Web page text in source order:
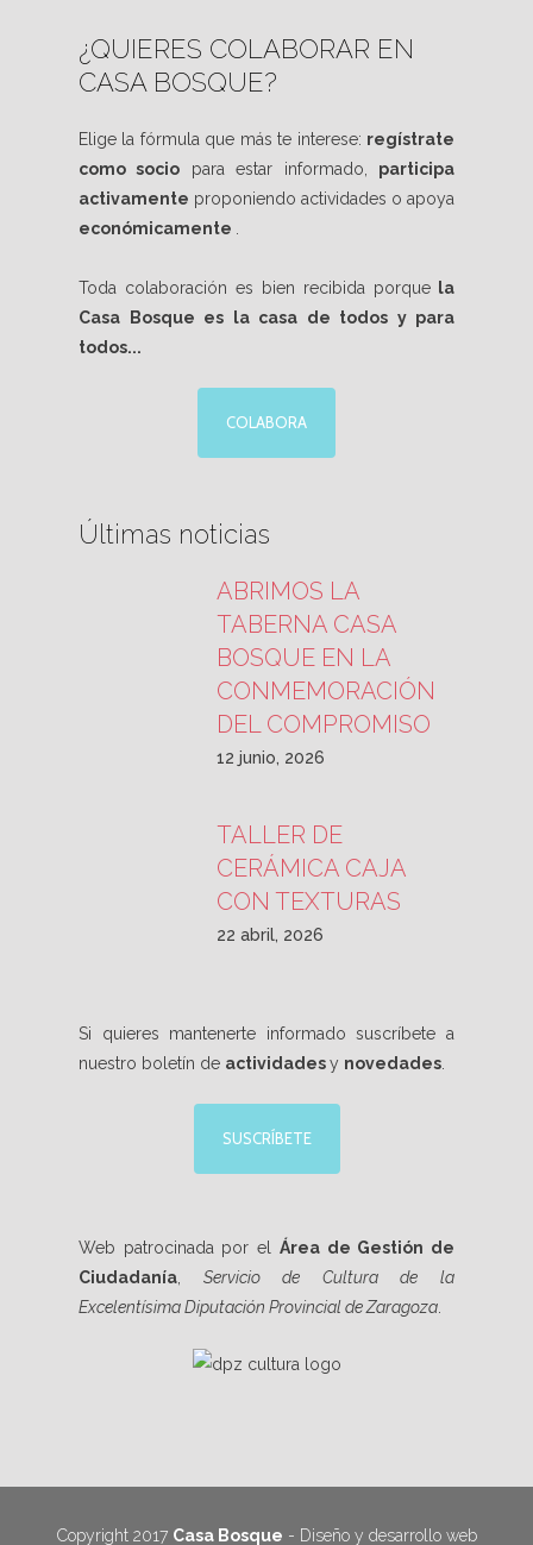
¿QUIERES COLABORAR EN
CASA BOSQUE?
Elige la fórmula que más te interese: regístrate
como socio para estar informado, participa
activamente proponiendo actividades o apoya
económicamente
Toda colaboración es bien recibida porque la
Casa Bosque es la casa de todos y para
todos...
COLABORA
Últimas noticias
ABRIMOS LA
TABERNA CASA
BOSQUE EN LA
CONMEMORACIÓN
DEL COMPROMISO
12 junio, 2026
TALLER DE
CERÁMICA CAJA
CON TEXTURAS
22 abril, 2026
Si quieres mantenerte informado suscríbete a
nuestro boletín de actividadesy novedades
SUSCRÍBETE
Web patrocinada por el Área de Gestión de
Ciudadanía
Servicio de Cultura de la
Excelentísima Diputación Provincial de Zaragoza
Copyright 2017 Casa Bosque - Diseño y desarrollo web